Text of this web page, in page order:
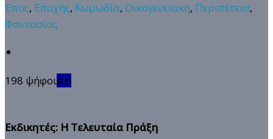
Έπος, Εποχής, Κωμωδία, Οικογενειακή, Περιπέτεια,
Φαντασίας
198 ψήφοι4.6
Εκδικητές: Η Τελευταία Πράξη